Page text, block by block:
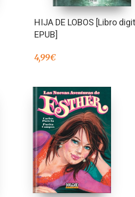
HIJA DE LOBOS [Libro
EPUB]
4,99€